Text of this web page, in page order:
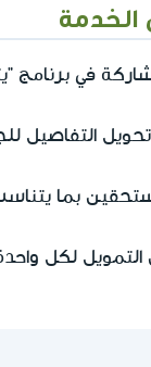
في برنامج
تحويل التفاصيل
بما
لكل